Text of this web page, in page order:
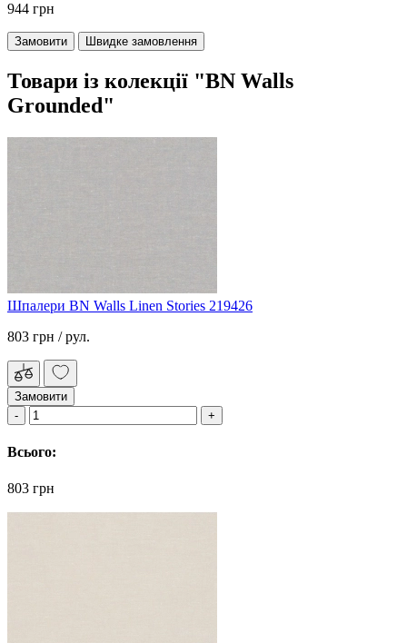
944 грн
Замовити Швидке замовлення
Товари із колекції "BN Walls
Grounded"
Шпалери BN Walls Linen Stories 219426
803 грн / рул.
Замовити
Всього:
803 грн